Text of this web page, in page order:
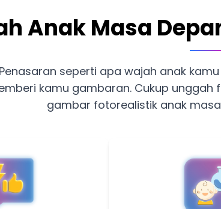
Anak Masa
Penasaran seperti apa wajah anak
kamu gambaran. Cukup
gambar fotorealistik anak